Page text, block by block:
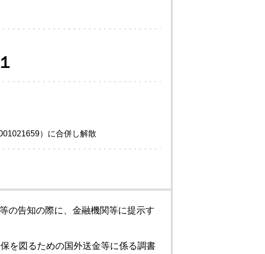
）に合併し解散
の告知の際に、金融機関等に提示す
を図るための国外送金等に係る調書